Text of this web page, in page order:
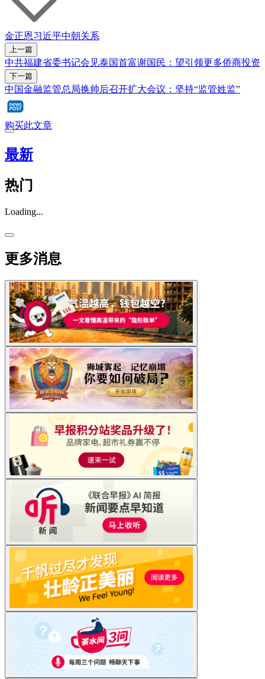
金正恩习近平中朝关系
上一篇
中共福建省委书记会见泰国首富谢国民：望引领更多侨商投资
下一篇
中国金融监管总局换帅后召开扩大会议：坚持“监管姓监”
购买此文章
最新
热门
Loading...
更多消息